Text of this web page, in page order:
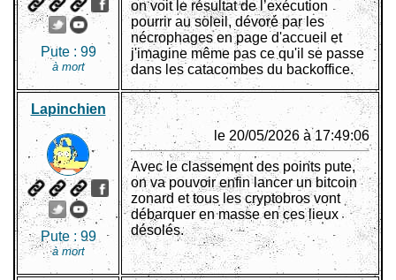
Pute : 99
à mort
on voit le résultat de l’exécution
pourrir au soleil, dévoré par les
nécrophages en page d'accueil et
j'imagine même pas ce qu'il se passe
dans les catacombes du backoffice.
Lapinchien
Pute : 99
à mort
le 20/05/2026 à 17:49:06
Avec le classement des points pute,
on va pouvoir enfin lancer un bitcoin
zonard et tous les cryptobros vont
débarquer en masse en ces lieux
désolés.